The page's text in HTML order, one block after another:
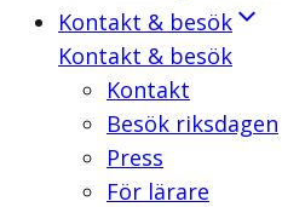
Kontakt & besök
Kontakt & besök
Kontakt
Besök riksdagen
Press
För lärare